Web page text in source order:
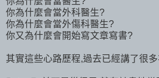
你為什麼會當外科醫生?
你為什麼會當外傷科醫生?
你又為什麼會開始寫文章寫書?
其實這些心路歷程,過去已經講了很多